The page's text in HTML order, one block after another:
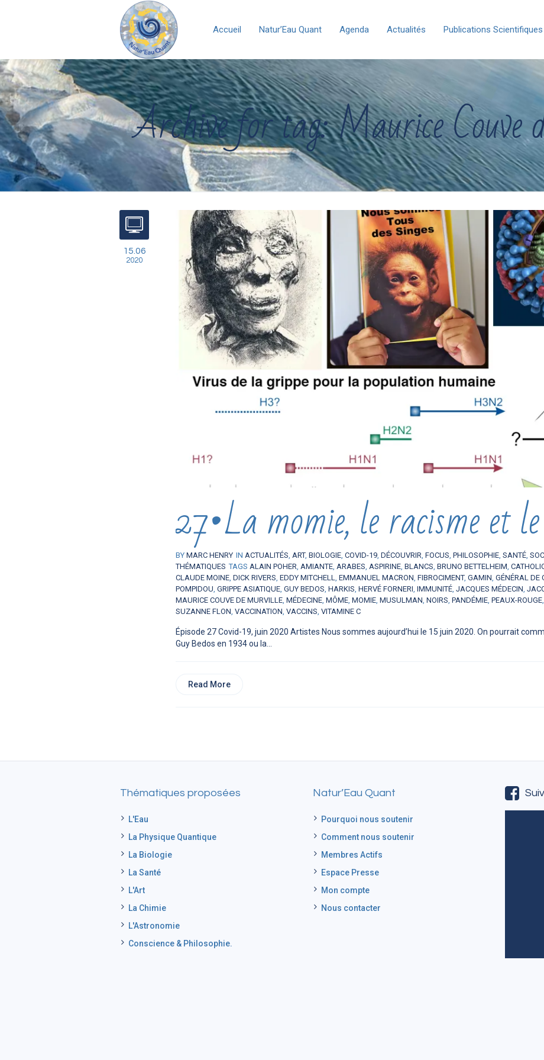
Accueil Natur’Eau Quant Agenda Actualités Publications Scientifiques
Archive for tag: Maurice
15.06
2020
27•La momie, le racisme et
BY MARC HENRY IN ACTUALITÉS, ART, BIOLOGIE, COVID-19, DÉCOUVRIR, FOCUS, PHILOSOPHIE, SANTÉ,
THÉMATIQUES TAGS ALAIN POHER, AMIANTE, ARABES, ASPIRINE, BLANCS, BRUNO BETTELHEIM,
CLAUDE MOINE, DICK RIVERS, EDDY MITCHELL, EMMANUEL MACRON, FIBROCIMENT, GAMIN, GÉNÉRAL DE
POMPIDOU, GRIPPE ASIATIQUE, GUY BEDOS, HARKIS, HERVÉ FORNERI, IMMUNITÉ, JACQUES MÉDECIN,
MAURICE COUVE DE MURVILLE, MÉDECINE, MÔME, MOMIE, MUSULMAN, NOIRS, PANDÉMIE, PEAUX-ROUGE,
SUZANNE FLON, VACCINATION, VACCINS, VITAMINE C
Épisode 27 Covid-19, juin 2020 Artistes Nous sommes aujourd’hui le 15 juin 2020. On pourrait
Guy Bedos en 1934 ou la...
Read More
Thématiques proposées
L'Eau
La Physique Quantique
La Biologie
La Santé
L'Art
La Chimie
L'Astronomie
Conscience & Philosophie.
Natur’Eau Quant
Pourquoi nous soutenir
Comment nous soutenir
Membres Actifs
Espace Presse
Mon compte
Nous contacter